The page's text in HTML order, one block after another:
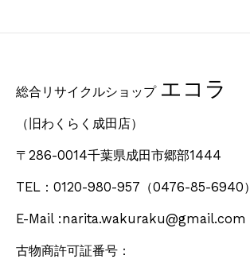
総合リサイクルショップ エコラ
（旧わくらく成田店）
〒286-0014千葉県成田市郷部1444
TEL：0120-980-957 （0476-85-6940）
E-Mail :narita.wakuraku@gmail.com
古物商許可証番号：